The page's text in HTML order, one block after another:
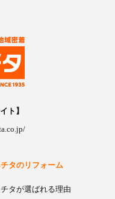
ト】
タのリフォーム
タが選ばれる理由